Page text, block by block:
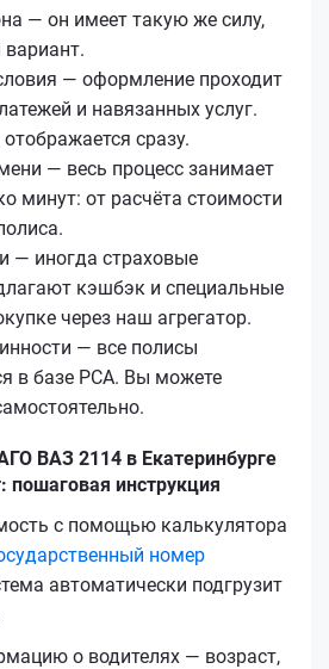
— он имеет такую же силу,
— оформление проходит
и навязанных услуг.
сразу.
— весь процесс занимает
минут: от расчёта стоимости
— иногда страховые
кэшбэк и специальные
через наш агрегатор.
— все полисы
в базе РСА. Вы можете
ВАЗ 2114 в Екатеринбурге
пошаговая инструкция
с помощью калькулятора
номер
автоматически подгрузит
о водителях — возраст,